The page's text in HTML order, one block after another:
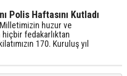
Polis Haftasını Kutladı
huzur ve
fedakarlıktan
170. Kuruluş yıl